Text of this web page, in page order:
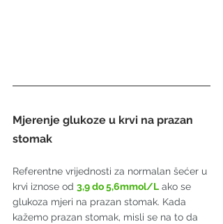
Mjerenje glukoze u krvi na prazan
stomak
Referentne vrijednosti za normalan šećer u
krvi iznose od 3,9 do 5,6mmol/L ako se
glukoza mjeri na prazan stomak. Kada
kažemo prazan stomak, misli se na to da